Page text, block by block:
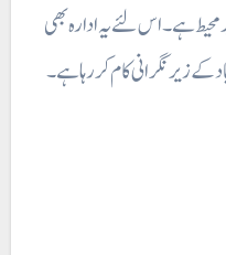
ہے۔ اس لئے یہ ادارہ بھی
زیرنگرانی کام کر رہا ہے۔